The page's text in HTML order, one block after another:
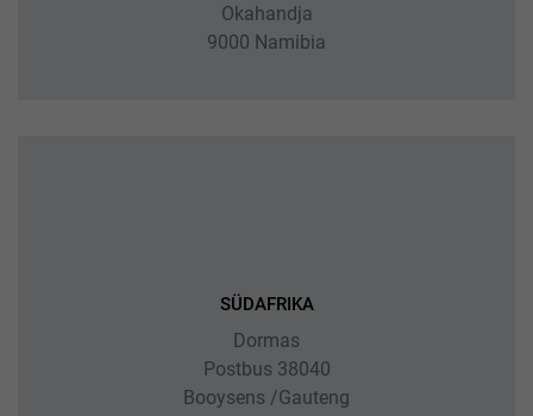
Okahandja
9000 Namibia
SÜDAFRIKA
Dormas
Postbus 38040
Booysens /Gauteng